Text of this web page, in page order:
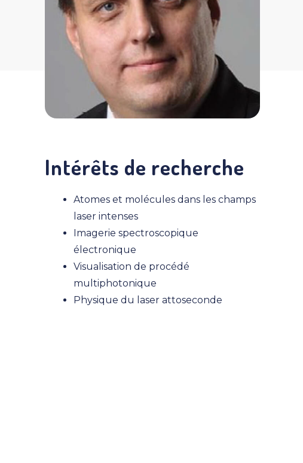
Intérêts de recherche
Atomes et molécules dans les champs
laser intenses
Imagerie spectroscopique
électronique
Visualisation de procédé
multiphotonique
Physique du laser attoseconde